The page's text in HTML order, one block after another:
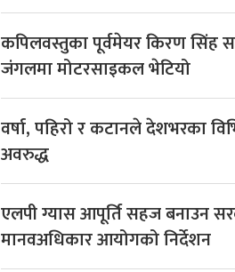
कपिलवस्तुका पूर्वमेयर किरण सिंह
जंगलमा मोटरसाइकल भेटियो
वर्षा, पहिरो र कटानले देशभरका
अवरुद्ध
एलपी ग्यास आपूर्ति सहज बनाउन
मानवअधिकार आयोगको निर्देशन